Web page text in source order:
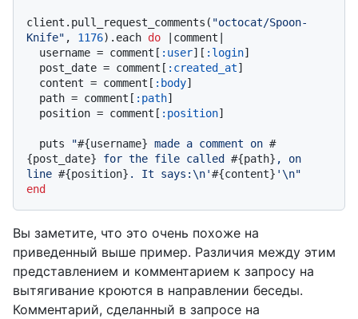
client.pull_request_comments( "octocat/Spoon-
Knife" , 1176).each do comment
  username = comment[
:user][ :login]
  post_date = comment[
:created_at]
  content = comment[
:body]
  path = comment[
:path]
  position = comment[
:position]
  puts
"#{username} made a comment on #
{post_date} for the file called #{path} , on
line #{position} . It says:\n'#{content} '\n"
end
Вы заметите, что это очень похоже на
приведенный выше пример. Различия между этим
представлением и комментарием к запросу на
вытягивание кроются в направлении беседы.
Комментарий, сделанный в запросе на